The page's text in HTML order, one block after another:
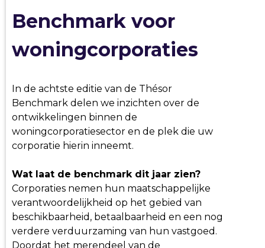
Benchmark voor
woningcorporaties
In de achtste editie van de Thésor
Benchmark delen we inzichten over de
ontwikkelingen binnen de
woningcorporatiesector en de plek die uw
corporatie hierin inneemt.
Wat laat de benchmark dit jaar zien?
Corporaties nemen hun maatschappelijke
verantwoordelijkheid op het gebied van
beschikbaarheid, betaalbaarheid en een nog
verdere verduurzaming van hun vastgoed.
Doordat het merendeel van de